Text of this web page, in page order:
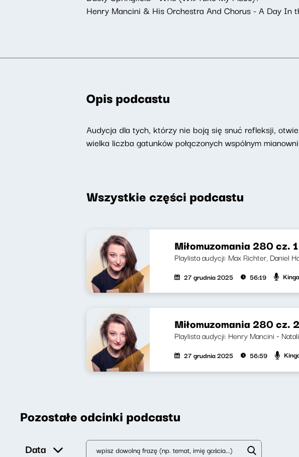
Henry Mancini & His Orchestra And Chorus - A Day In
Opis podcastu
Audycja dla tych, którzy nie boją się snuć refleksji,
wielka liczba gatunków połączonych wspólnym
Wszystkie części podcastu
Miłomuzomania 280 cz. 1
Playlista audycji: Max Richter, Daniel
27 grudnia 2025 56:19
Miłomuzomania 280 cz. 2
Playlista audycji: Henry Mancini -
27 grudnia 2025 56:59
Pozostałe odcinki podcastu
Data